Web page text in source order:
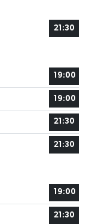
21:30
19:00
19:00
21:30
21:30
19:00
21:30